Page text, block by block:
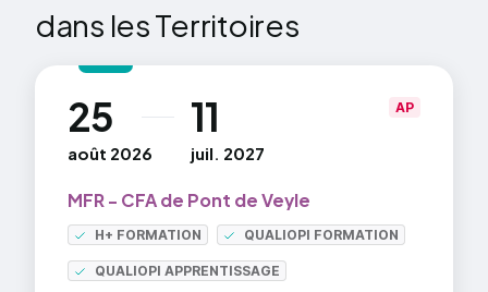
2023 et 2024.
dans les Territoires
25
août 2026
au 11
juil. 2027
MFR - CFA de Pont de Veyle
H+ FORMATION QUALIOPI FORMATION
QUALIOPI APPRENTISSAGE
AP